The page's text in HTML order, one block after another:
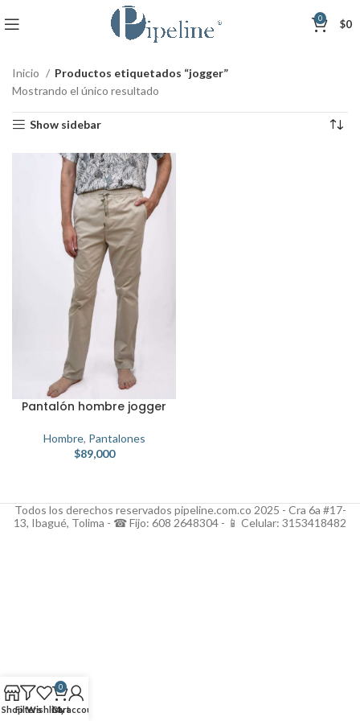
0 $0
Inicio
Productos etiquetados “jogger”
Mostrando el único resultado
Show sidebar
Pantalón hombre jogger
Hombre, Pantalones
$89,000
Todos los derechos reservados pipeline.com.co 2025 - Cra 6a #17-
13, Ibagué, Tolima - ☎ Fijo: 608 2648304 - 📱 Celular: 3153418482
ShopFiltersWishlist
0
Cart
My account